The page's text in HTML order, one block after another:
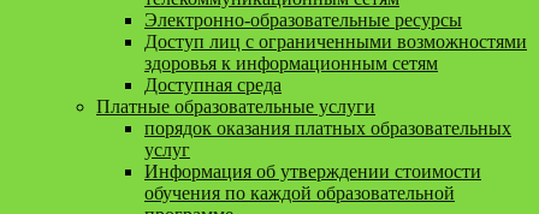
Электронно-образовательные ресурсы
Доступ лиц с ограниченными возможностями
здоровья к информационным сетям
Доступная среда
Платные образовательные услуги
порядок оказания платных образовательных
услуг
Информация об утверждении стоимости
обучения по каждой образовательной